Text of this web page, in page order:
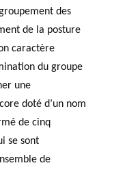
des
de la posture
caractère
du groupe
une
doté d’un nom
de cinq
se sont
de